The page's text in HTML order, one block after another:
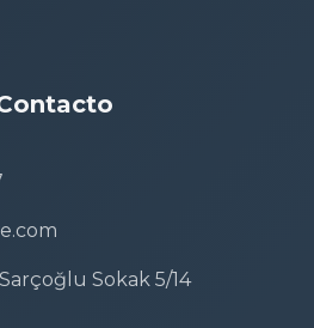
Sokak 5/14